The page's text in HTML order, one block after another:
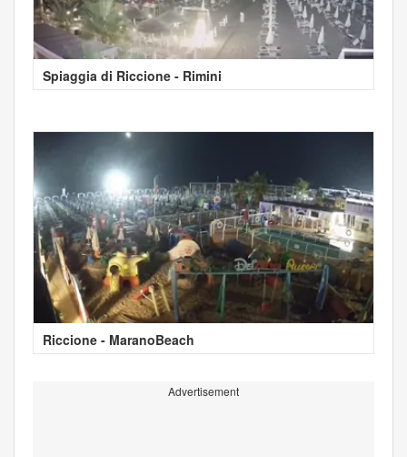
Spiaggia di Riccione - Rimini
Riccione - MaranoBeach
Advertisement